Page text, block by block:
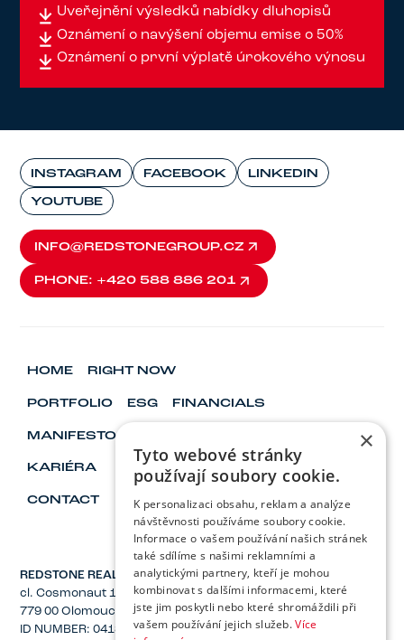
Uveřejnění výsledků nabídky dluhopisů
Oznámení o navýšení objemu emise o 50%
Oznámení o první výplatě úrokového výnosu
INSTAGRAM FACEBOOK LINKEDIN
YOUTUBE
INFO@REDSTONEGROUP.CZ
INFO@REDSTONEGROUP.CZ
PHONE: +420 588 886 201
PHONE: +420 588 886 201
REDSTONE REAL ESTATE, Inc.
cl. Cosmonaut 1221/2a
779 00 Olomouc
ID NUMBER: 04137582
HOME RIGHT NOW
PORTFOLIO ESG FINANCIALS
MANIFESTO
KARIÉRA
CONTACT
×
Tyto webové stránky
používají soubory cookie.
K personalizaci obsahu, reklam a analýze
návštěvnosti používáme soubory cookie.
Informace o vašem používání našich stránek
také sdílíme s našimi reklamními a
analytickými partnery, kteří je mohou
kombinovat s dalšími informacemi, které
jste jim poskytli nebo které shromáždili při
vašem používání jejich služeb.Více